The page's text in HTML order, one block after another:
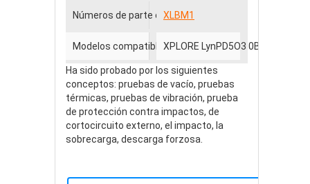
Números de parte compatibles
XLBM1
Modelos compatiblesXPLORE LynPD5O3 0B23-
Ha sido probado por los siguientes
conceptos: pruebas de vacío, pruebas
térmicas, pruebas de vibración, prueba
de protección contra impactos, de
cortocircuito externo, el impacto, la
sobrecarga, descarga forzosa.